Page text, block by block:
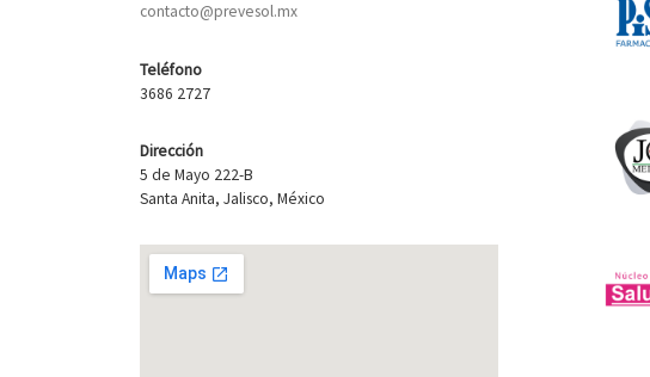
contacto@prevesol.mx
Teléfono
3686 2727
Dirección
5 de Mayo 222-B
Santa Anita, Jalisco, México